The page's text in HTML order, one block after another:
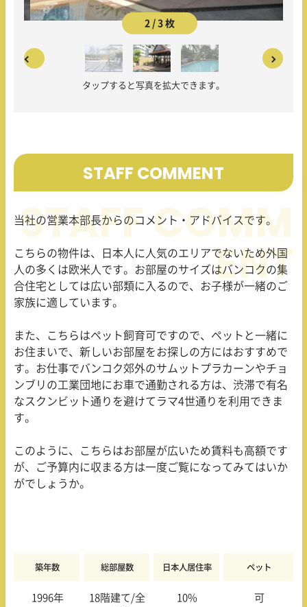
2 / 3 枚
タップすると写真を拡大できます。
STAFF COMMENT
当社の営業本部長からのコメント・アドバイスです。
こちらの物件は、日本人に人気のエリアでないため外国
人の多くは欧米人です。お部屋のサイズはバンコクの集
合住宅としては広い部類に入るので、お子様が一緒のご
家族に適しています。
また、こちらはペット飼育可ですので、ペットと一緒に
お住まいで、新しいお部屋をお探しの方にはおすすめで
す。お仕事でバンコク郊外のサムットプラカーンやチョ
ンブリの工業団地にお車で通勤される方は、渋滞で有名
なスクンビット通りを避けてラマ4世通りを利用できま
す。
このように、こちらはお部屋が広いため賃料も高額です
が、ご予算内に収まる方は一度ご覧になってみてはいか
がでしょうか。
築年数 総部屋数 日本人居住率 ペット
1996年
18階建て/全
10% 可